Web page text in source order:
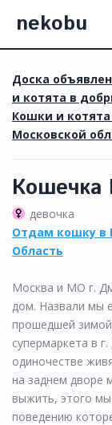
nekobu
Доска
и котята в
Кошки и
Московской
Кошечка
девочка
Отдам кошку в
Область
Москва и МО г.
дом. Назвали мы
прошедшей
супермаркета в
одиночестве
на заднем дворе
выжить, этого мы
поведению